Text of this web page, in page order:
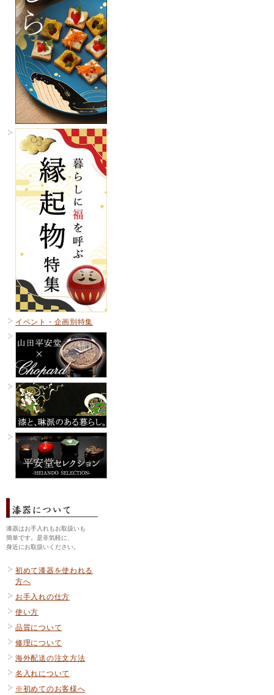
イベント・企画別特集
漆器はお手入れもお取扱いも
簡単です。是非気軽に、
身近にお取扱いください。
初めて漆器を使われる
方へ
お手入れの仕方
使い方
品質について
修理について
海外配送の注文方法
名入れについて
※初めてのお客様へ